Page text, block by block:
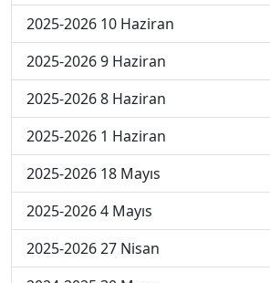
2025-2026 10 Haziran
2025-2026 9 Haziran
2025-2026 8 Haziran
2025-2026 1 Haziran
2025-2026 18 Mayıs
2025-2026 4 Mayıs
2025-2026 27 Nisan